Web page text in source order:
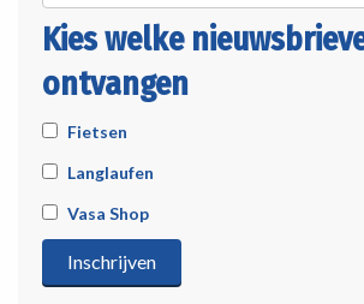
Kies welke
ontvangen
Fietsen
Langlaufen
Vasa Shop